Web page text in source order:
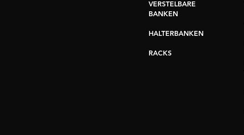
VERSTELBARE
BANKEN
HALTERBANKEN
RACKS